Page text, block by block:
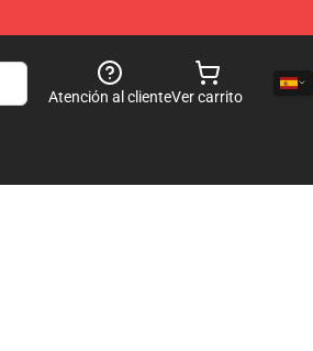
Atención al clienteVer carrito